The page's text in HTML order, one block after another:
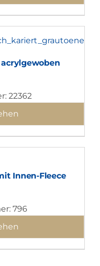
acrylgewoben
22362
Innen-Fleece
796